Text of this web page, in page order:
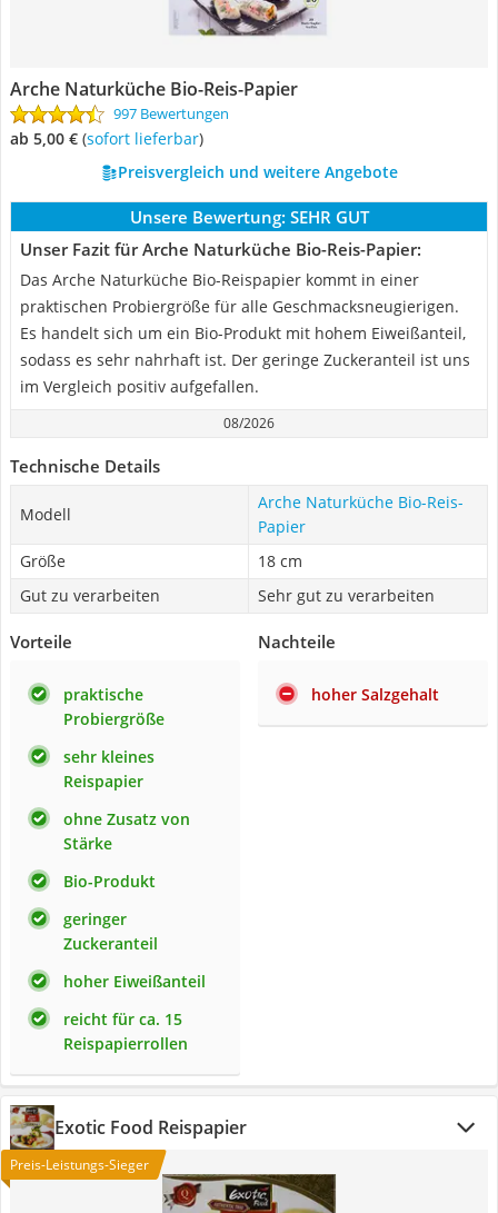
Arche Naturküche Bio-Reis-Papier
997 Bewertungen
ab 5,00 € ( Sofort lieferbar)
Preisvergleich und weitere Angebote
Unsere Bewertung: SEHR GUT
Unser Fazit für Arche Naturküche Bio-Reis-Papier:
Das Arche Naturküche Bio-Reispapier kommt in einer
praktischen Probiergröße für alle Geschmacksneugierigen.
Es handelt sich um ein Bio-Produkt mit hohem Eiweißanteil,
sodass es sehr nahrhaft ist. Der geringe Zuckeranteil ist uns
im Vergleich positiv aufgefallen.
08/2026
Technische Details
Modell
Arche Naturküche Bio-Reis-
Papier
Größe
18 cm
Gut zu verarbeiten
Sehr gut zu verarbeiten
Vorteile
praktische
Probiergröße
sehr kleines
Reispapier
ohne Zusatz von
Stärke
Bio-Produkt
geringer
Zuckeranteil
hoher Eiweißanteil
reicht für ca. 15
Reispapierrollen
Nachteile
hoher Salzgehalt
Exotic Food Reispapier
Preis-Leistungs-Sieger